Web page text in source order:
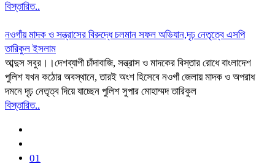
বিস্তারিত..
নওগাঁয় মাদক ও সন্ত্রাসের বিরুদ্ধে চলমান সফল অভিযান,দৃঢ় নেতৃত্বে এসপি
তারিকুল ইসলাম
আব্দুস সবুর।।দেশব্যাপী চাঁদাবাজি, সন্ত্রাস ও মাদকের বিস্তার রোধে বাংলাদেশ
পুলিশ যখন কঠোর অবস্থানে, তারই অংশ হিসেবে নওগাঁ জেলায় মাদক ও অপরাধ
দমনে দৃঢ় নেতৃত্ব দিয়ে যাচ্ছেন পুলিশ সুপার মোহাম্মদ তারিকুল
বিস্তারিত..
01